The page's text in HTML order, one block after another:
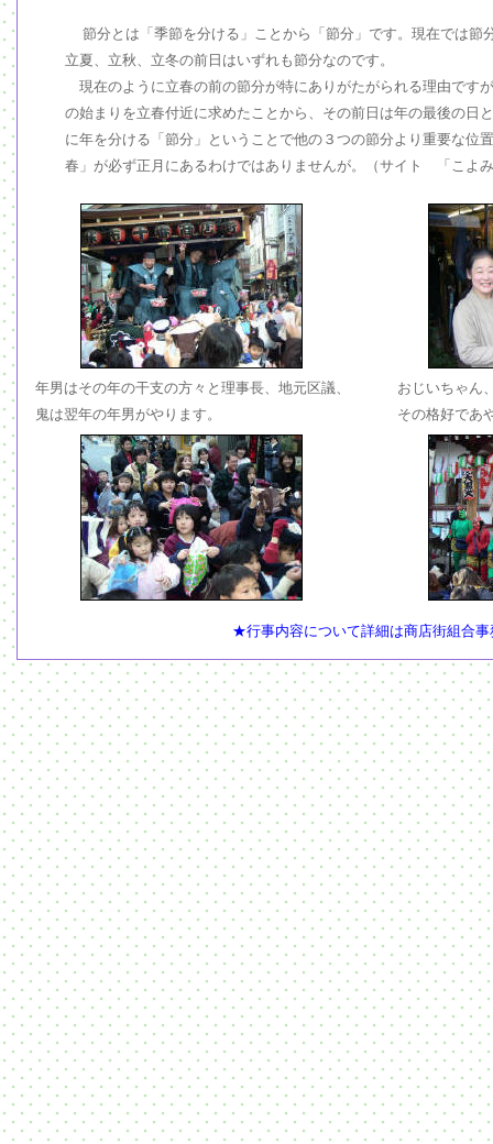
節分とは「季節を分ける」ことから「節分」です。現在では
立夏、立秋、立冬の前日はいずれも節分なのです。
現在のように立春の前の節分が特にありがたがられる理由です
の始まりを立春付近に求めたことから、その前日は年の最後の日
に年を分ける「節分」ということで他の３つの節分より重要な位
春」が必ず正月にあるわけではありませんが。（サイト 「こよ
年男はその年の干支の方々と理事長、地元区議、
鬼は翌年の年男がやります。
おじいちゃん
その格好であや
★行事内容について詳細は商店街組合